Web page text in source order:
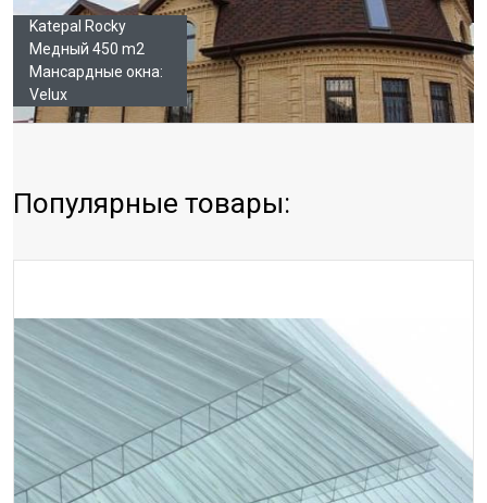
Katepal Rocky
Медный 450 m2
Мансардные окна:
Velux
Популярные товары: